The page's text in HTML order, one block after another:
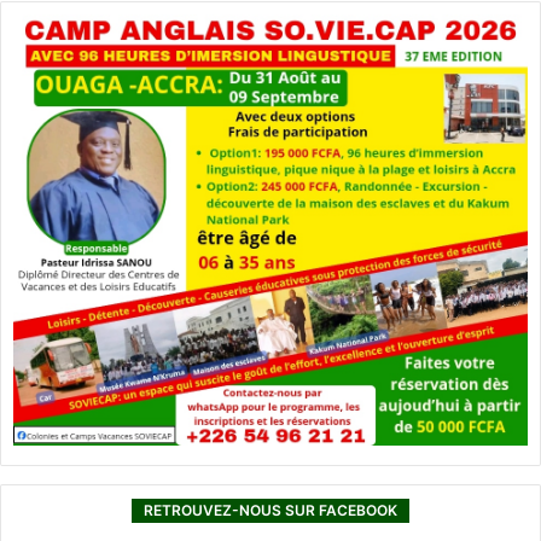
o
RETROUVEZ-NOUS SUR FACEBOOK